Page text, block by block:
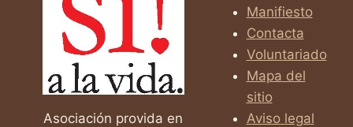
SOBRE
EL
ABORTO
EN
CASOS
DE
Asociación provida en
Manifiesto
Contacta
Voluntariado
Mapa del
sitio
Aviso legal